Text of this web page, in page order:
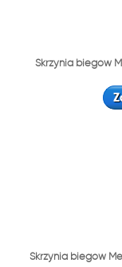
Skrzynia biegów
Skrzynia biegów